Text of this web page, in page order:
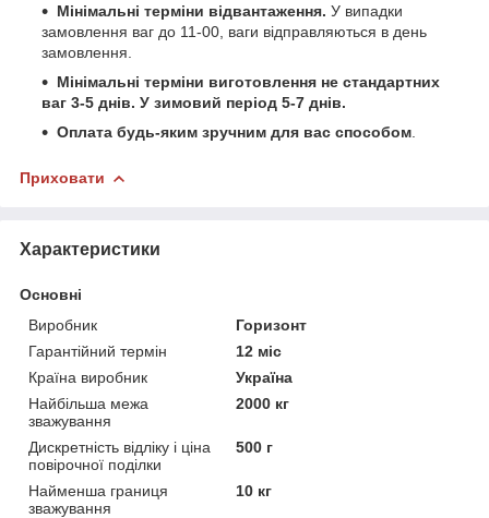
Мінімальні терміни відвантаження. У випадки
замовлення ваг до 11-00, ваги відправляються в день
замовлення.
Мінімальні терміни виготовлення не стандартних
ваг 3-5 днів. У зимовий період 5-7 днів.
Оплата будь-яким зручним для вас способом
Приховати
Характеристики
Основні
Виробник
Горизонт
Гарантійний термін
12 міс
Країна виробник
Україна
Найбільша межа
зважування
2000 кг
Дискретність відліку і ціна
повірочної поділки
500 г
Найменша границя
зважування
10 кг